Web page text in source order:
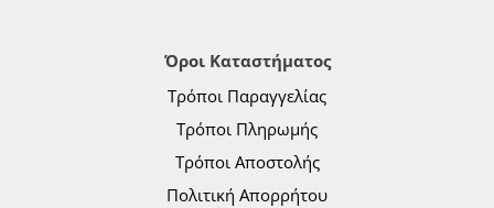
Όροι Καταστήματος
Τρόποι Παραγγελίας
Τρόποι Πληρωμής
Τρόποι Αποστολής
Πολιτική Απορρήτου